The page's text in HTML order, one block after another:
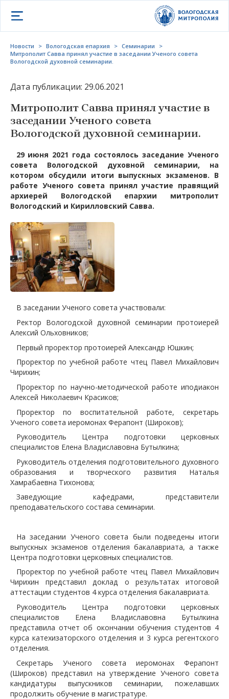
Открыть меню
Новости > Вологодская епархия > Семинарии
>
Митрополит Савва принял участие в заседании Ученого совета
Вологодской духовной семинарии.
Дата публикации: 29.06.2021
Митрополит Савва принял участие в
заседании Ученого совета
Вологодской духовной семинарии.
29 июня 2021 года состоялось заседание Ученого
совета Вологодской духовной семинарии, на
котором обсудили итоги выпускных экзаменов. В
работе Ученого совета принял участие правящий
архиерей Вологодской епархии митрополит
Вологодский и Кирилловский Савва.
В заседании Ученого совета участвовали:
Ректор Вологодской духовной семинарии протоиерей
Алексий Ольховников;
Первый проректор протоиерей Александр Юшкин;
Проректор по учебной работе чтец Павел Михайлович
Чирихин;
Проректор по научно-методической работе иподиакон
Алексей Николаевич Красиков;
Проректор по воспитательной работе, секретарь
Ученого совета иеромонах Ферапонт (Широков);
Руководитель Центра подготовки церковных
специалистов Елена Владиславовна Бутылкина;
Руководитель отделения подготовительного духовного
образования и творческого развития Наталья
Хамрабаевна Тихонова;
Заведующие кафедрами, представители
преподавательского состава семинарии.
На заседании Ученого совета были подведены итоги
выпускных экзаменов отделения бакалавриата, а также
Центра подготовки церковных специалистов.
Проректор по учебной работе чтец Павел Михайлович
Чирихин представил доклад о результатах итоговой
аттестации студентов 4 курса отделения бакалавриата.
Руководитель Центра подготовки церковных
специалистов Елена Владиславовна Бутылкина
представила отчет об окончании обучения студентов 4
курса катехизаторского отделения и 3 курса регентского
отделения.
Секретарь Ученого совета иеромонах Ферапонт
(Широков) представил на утверждение Ученого совета
кандидатуры выпускников семинарии, пожелавших
продолжить обучение в магистратуре.